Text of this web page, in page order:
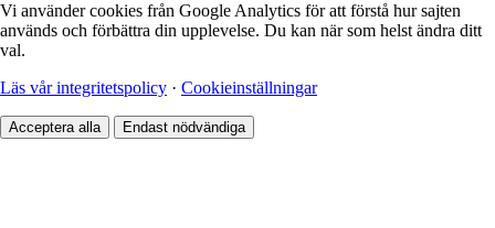
Vi använder cookies från Google Analytics för att förstå hur sajten
används och förbättra din upplevelse. Du kan när som helst ändra ditt
val.
Läs vår integritetspolicy · Cookieinställningar
Acceptera alla Endast nödvändiga